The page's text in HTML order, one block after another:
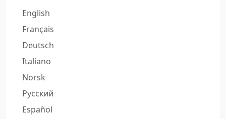
English
Français
Deutsch
Italiano
Norsk
Русский
Español